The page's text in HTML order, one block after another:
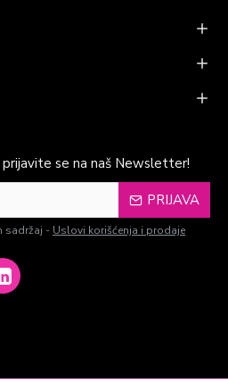
se na naš Newsletter!
PRIJAVA
sadržaj - Uslovi korišćenja i prodaje